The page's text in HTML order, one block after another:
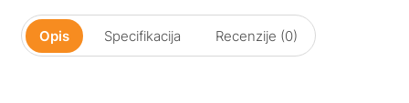
Opis Specifikacija Recenzije (0)